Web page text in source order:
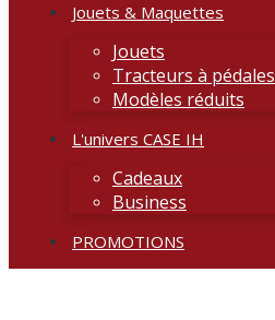
Jouets & Maquettes
Jouets
Tracteurs à pédales
Modèles réduits
L'univers CASE IH
Cadeaux
Business
PROMOTIONS